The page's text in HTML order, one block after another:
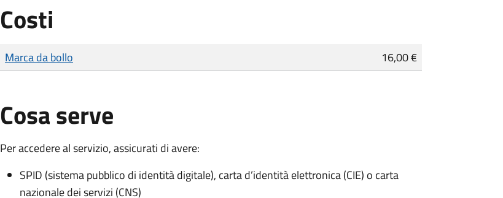
Costi
Tipo di pagamento
Importo
Marca da bollo 16,00 €
Cosa serve
Per accedere al servizio, assicurati di avere:
SPID (sistema pubblico di identità digitale), carta d’identità elettronica (CIE) o carta
nazionale dei servizi (CNS)